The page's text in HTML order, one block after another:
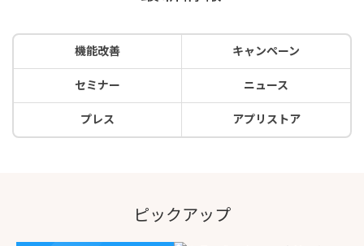
機能改善 キャンペーン
セミナー ニュース
プレス アプリストア
ピックアップ